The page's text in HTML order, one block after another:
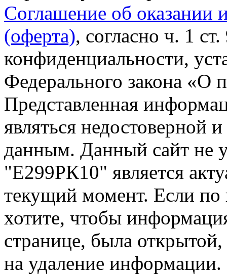
Соглашение об оказании
(оферта), согласно ч. 1
конфиденциальности,
Федерального закона «О
Представленная
являться недостоверной
данным. Данный сайт не
"Е299РК10" является
текущий момент. Если
хотите, чтобы
странице, была открытой,
на удаление информации.